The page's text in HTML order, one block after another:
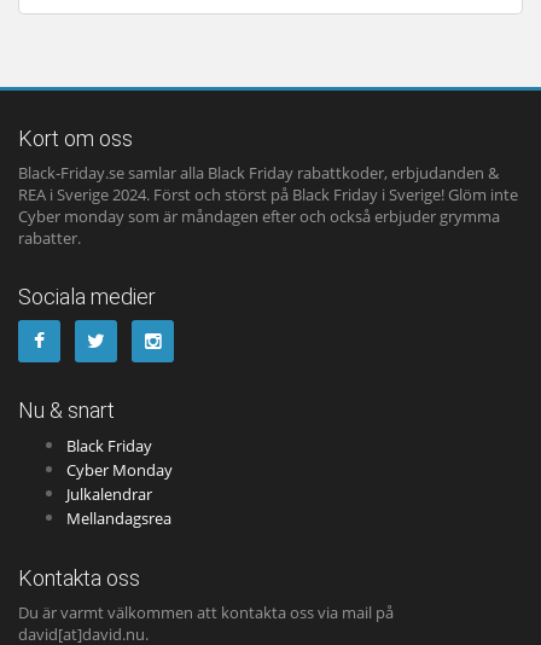
Kort om oss
Black-Friday.se samlar alla Black Friday rabattkoder, erbjudanden &
REA i Sverige 2024. Först och störst på Black Friday i Sverige! Glöm inte
Cyber monday som är måndagen efter och också erbjuder grymma
rabatter.
Sociala medier
Nu & snart
Black Friday
Cyber Monday
Julkalendrar
Mellandagsrea
Kontakta oss
Du är varmt välkommen att kontakta oss via mail på
david[at]david.nu.